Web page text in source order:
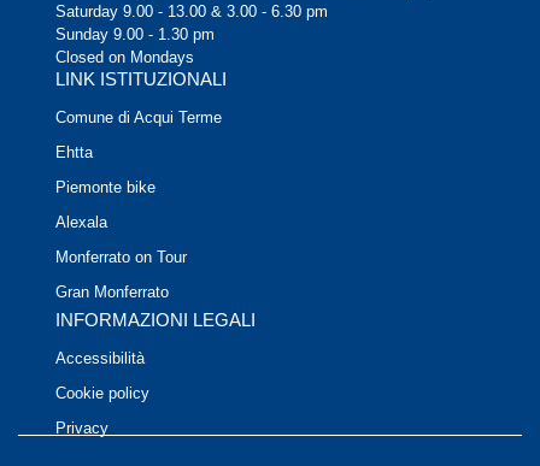
Saturday 9.00 - 13.00 & 3.00 - 6.30 pm
Sunday 9.00 - 1.30 pm
Closed on Mondays
LINK ISTITUZIONALI
Comune di Acqui Terme
Ehtta
Piemonte bike
Alexala
Monferrato on Tour
Gran Monferrato
INFORMAZIONI LEGALI
Accessibilità
Cookie policy
Privacy